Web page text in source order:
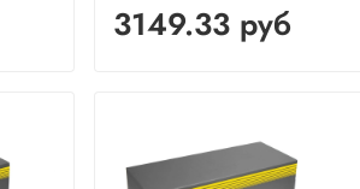
3149.33 руб